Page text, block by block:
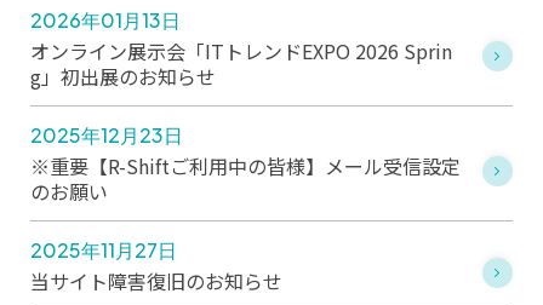
2026年01月13日
オンライン展示会「ITトレンドEXPO 2026 Sprin
g」初出展のお知らせ
2025年12月23日
※重要【R-Shiftご利用中の皆様】メール受信設定
のお願い
2025年11月27日
当サイト障害復旧のお知らせ